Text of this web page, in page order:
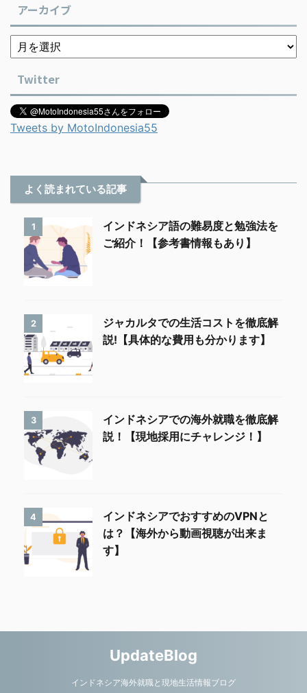
アーカイブ
Twitter
Tweets by MotoIndonesia55
よく読まれている記事
1
インドネシア語の難易度と勉強法を
ご紹介！【参考書情報もあり】
2
ジャカルタでの生活コストを徹底解
説!【具体的な費用も分かります】
3
インドネシアでの海外就職を徹底解
説！【現地採用にチャレンジ！】
4
インドネシアでおすすめのVPNと
は？【海外から動画視聴が出来ま
す】
UpdateBlog
インドネシア海外就職と現地生活情報ブログ